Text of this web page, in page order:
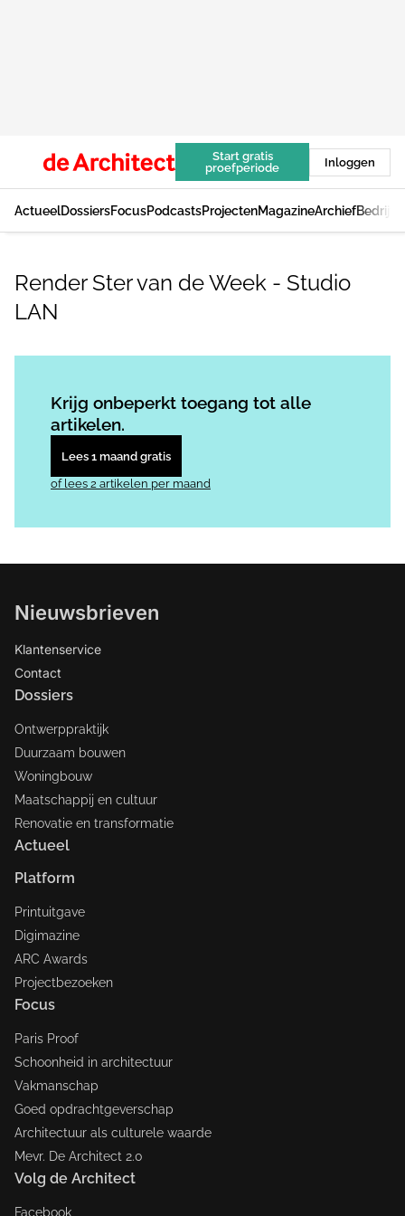
Start gratis
proefperiode
Inloggen
ActueelDossiersFocusPodcastsProjectenMagazineArchief
Render Ster van de Week - Studio
LAN
Krijg onbeperkt toegang tot alle
artikelen.
Lees 1 maand gratis
of lees 2 artikelen per maand
Nieuwsbrieven
Klantenservice
Contact
Dossiers
Ontwerppraktijk
Duurzaam bouwen
Woningbouw
Maatschappij en cultuur
Renovatie en transformatie
Actueel
Platform
Printuitgave
Digimazine
ARC Awards
Projectbezoeken
Focus
Paris Proof
Schoonheid in architectuur
Vakmanschap
Goed opdrachtgeverschap
Architectuur als culturele waarde
Mevr. De Architect 2.0
Volg de Architect
Facebook